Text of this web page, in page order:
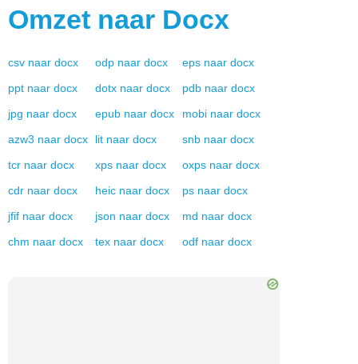
Omzet naar Docx
csv naar docx odp naar docx eps naar docx
ppt naar docx dotx naar docx pdb naar docx
jpg naar docx epub naar docx mobi naar docx
azw3 naar docx lit naar docx snb naar docx
tcr naar docx xps naar docx oxps naar docx
cdr naar docx heic naar docx ps naar docx
jfif naar docx json naar docx md naar docx
chm naar docx tex naar docx odf naar docx